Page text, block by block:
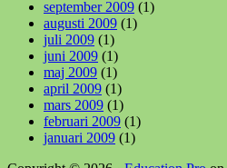
september 2009 (1)
augusti 2009 (1)
juli 2009 (1)
juni 2009 (1)
maj 2009 (1)
april 2009 (1)
mars 2009 (1)
februari 2009 (1)
januari 2009 (1)